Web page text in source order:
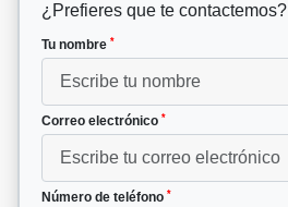
¿Prefieres que te contactemos?
Tu nombre *
Correo electrónico *
Número de teléfono *